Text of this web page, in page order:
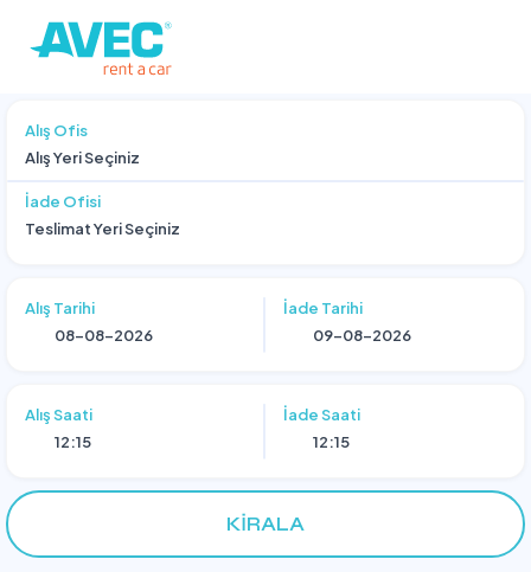
Alış Ofis
Alış Yeri Seçiniz
İade Ofisi
Teslimat Yeri Seçiniz
Alış Tarihi İade Tarihi
Alış Saati
12:15
İade Saati
12:15
KIRALA